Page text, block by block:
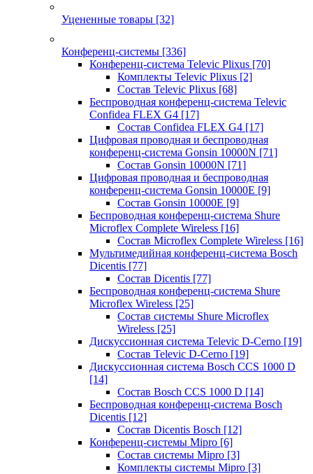
Уцененные товары [32]
Конференц-системы [336]
Конференц-система Televic Plixus [70]
Комплекты Televic Plixus [2]
Состав Televic Plixus [68]
Беспроводная конференц-система Televic
Confidea FLEX G4 [17]
Состав Confidea FLEX G4 [17]
Цифровая проводная и беспроводная
конференц-система Gonsin 10000N [71]
Состав Gonsin 10000N [71]
Цифровая проводная и беспроводная
конференц-система Gonsin 10000E [9]
Состав Gonsin 10000E [9]
Беспроводная конференц-система Shure
Microflex Complete Wireless [16]
Состав Microflex Complete Wireless [16]
Мультимедийная конференц-система Bosch
Dicentis [77]
Состав Dicentis [77]
Беспроводная конференц-система Shure
Microflex Wireless [25]
Состав системы Shure Microflex
Wireless [25]
Дискуссионная система Televic D-Cerno [19]
Состав Televic D-Cerno [19]
Дискуссионная система Bosch CCS 1000 D
[14]
Состав Bosch CCS 1000 D [14]
Беспроводная конференц-система Bosch
Dicentis [12]
Состав Dicentis Bosch [12]
Конференц-системы Mipro [6]
Состав системы Mipro [3]
Комплекты системы Mipro [3]